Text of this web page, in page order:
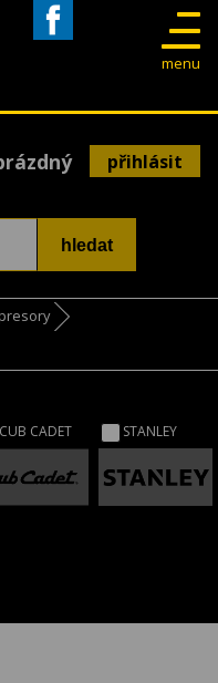
menu
přihlásit
CUB CADET STANLEY